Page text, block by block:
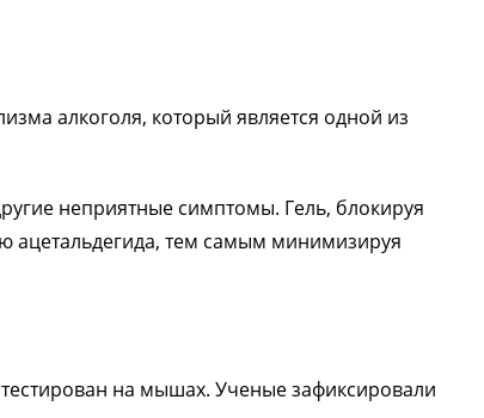
алкоголя, который является одной из
неприятные симптомы. Гель, блокируя
ацетальдегида, тем самым минимизируя
на мышах. Ученые зафиксировали